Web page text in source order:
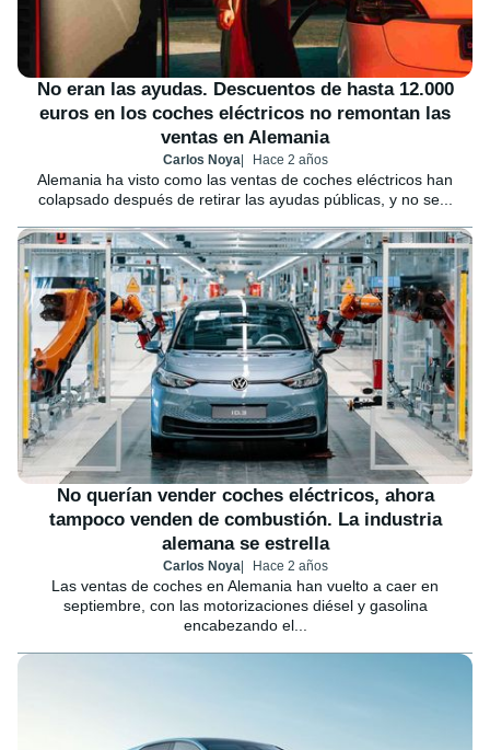
No eran las ayudas. Descuentos de hasta 12.000
euros en los coches eléctricos no remontan las
ventas en Alemania
Carlos Noya Hace 2 años
Alemania ha visto como las ventas de coches eléctricos han
colapsado después de retirar las ayudas públicas, y no se...
No querían vender coches eléctricos, ahora
tampoco venden de combustión. La industria
alemana se estrella
Carlos Noya Hace 2 años
Las ventas de coches en Alemania han vuelto a caer en
septiembre, con las motorizaciones diésel y gasolina
encabezando el...